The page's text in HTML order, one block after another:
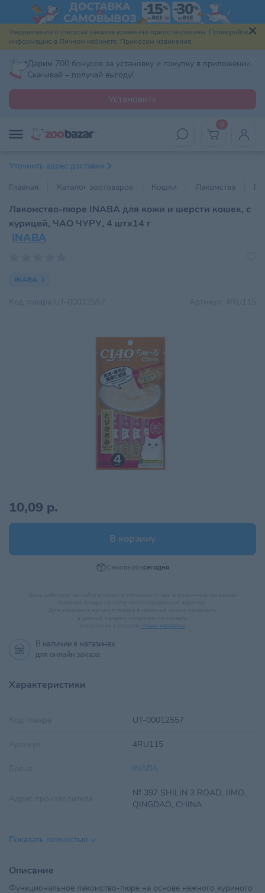
Уведомления о статусах заказов временно приостановлены. Проверяйте
информацию в Личном кабинете. Приносим извинения.
Дарим 700 бонусов за установку и покупку в приложении.
Скачивай – получай выгоду!
Установить
0
Уточнить адрес доставки
Главная
Каталог зоотоваров Кошки Лакомства
Лакомство-пюре INABA для кожи и шерсти кошек, с
курицей, ЧАО ЧУРУ, 4 штх14 г
INABA
INABA
10,09 р.
В корзину
Самовывозсегодня
Наши магазины.
В наличии в магазинах
для онлайн заказа
Характеристики
UT-00012557
4RU115
INABA
№ 397 SHILIN 3 ROAD, JIMO,
QINGDAO, CHINA
Импортер в РБ
Минск,ул. Машиностроителей,
Показать полностью
Описание
Функциональное лакомство-пюре на основе нежного куриного